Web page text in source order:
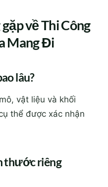
về Thi Công
Mang Đi
lâu?
vật liệu và khối
thể được xác nhận
thước riêng